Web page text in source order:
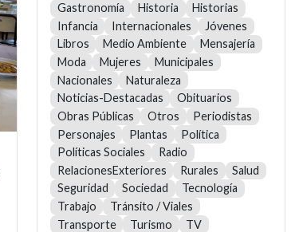
Gastronomía
Historia
Historias
Infancia
Internacionales
Jóvenes
Libros
Medio Ambiente
Mensajería
Moda
Mujeres
Municipales
Nacionales
Naturaleza
Noticias-Destacadas
Obituarios
Obras Públicas
Otros
Periodistas
Personajes
Plantas
Política
Políticas Sociales
Radio
RelacionesExteriores
Rurales
Salud
Seguridad
Sociedad
Tecnología
Trabajo
Tránsito / Viales
Transporte
Turismo
TV